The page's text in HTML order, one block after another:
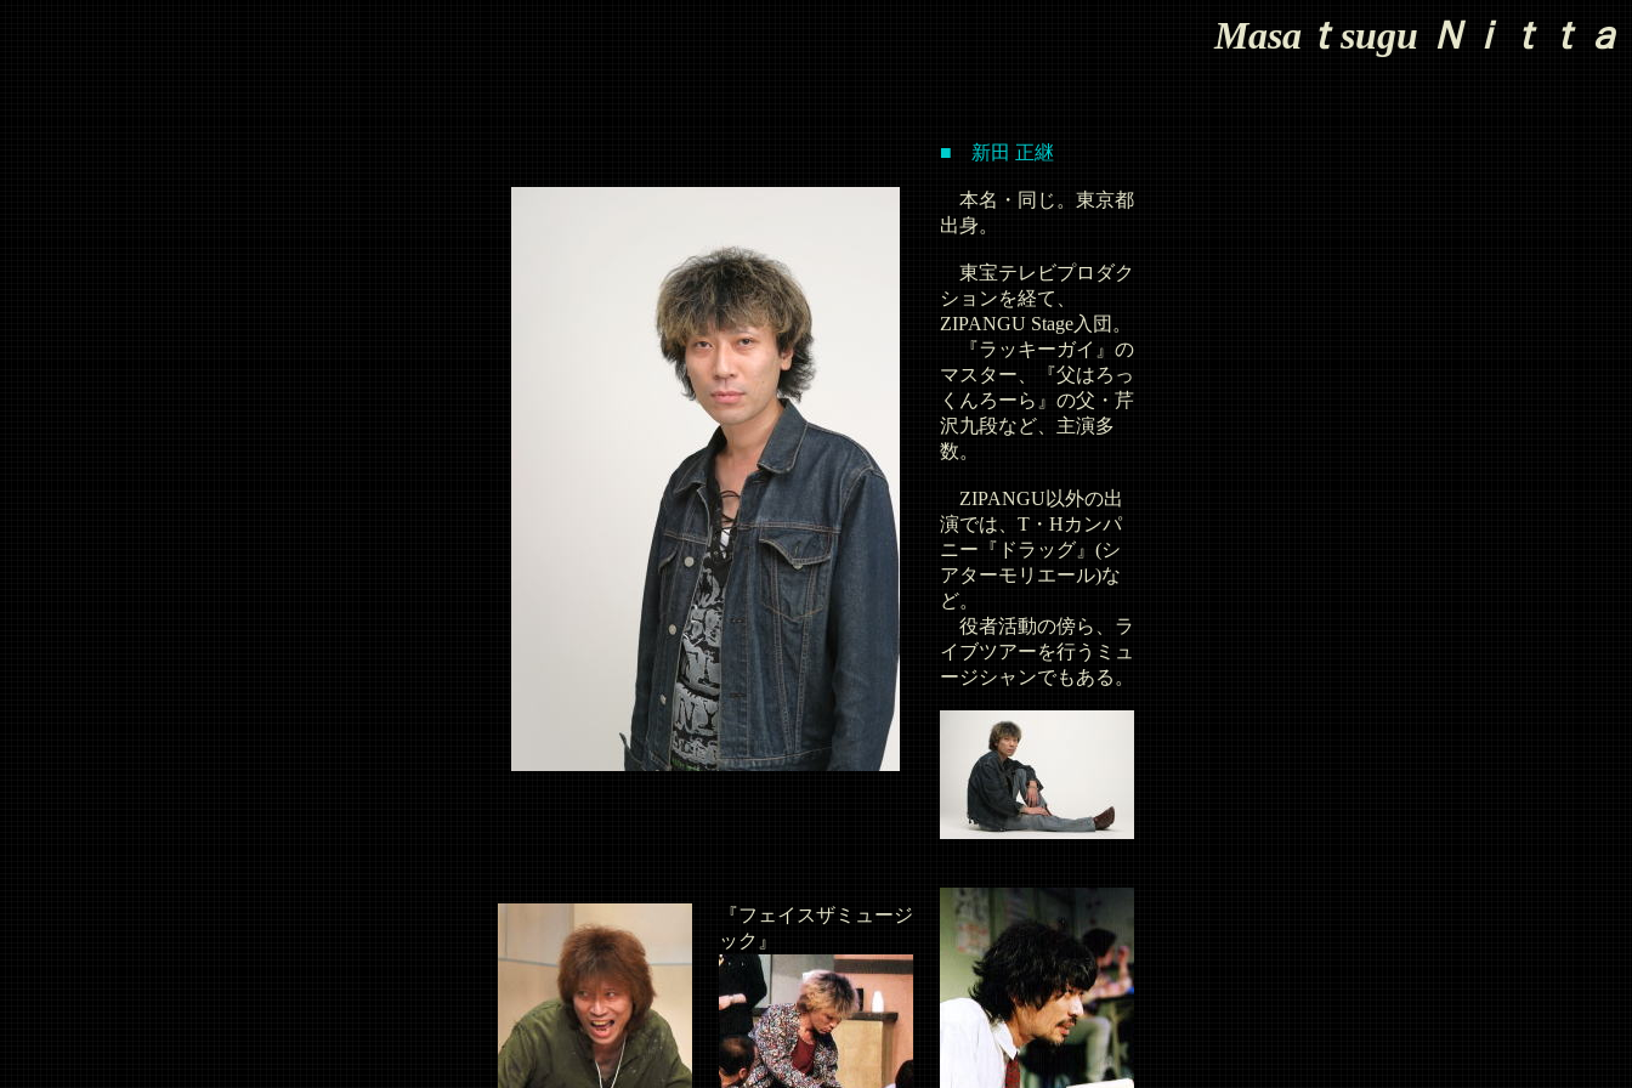
Masaｔsugu Ｎｉｔｔａ
■ 新田 正継
本名・同じ。東京都
出身。
東宝テレビプロダク
ションを経て、
ZIPANGU Stage入団。
『ラッキーガイ』の
マスター、『父はろっ
くんろーら』の父・芹
沢九段など、主演多
数。
ZIPANGU以外の出
演では、T・Hカンパ
ニー『ドラッグ』(シ
アターモリエール)な
ど。
役者活動の傍ら、ラ
イブツアーを行うミュ
ージシャンでもある。
『フェイスザミュージ
ック』